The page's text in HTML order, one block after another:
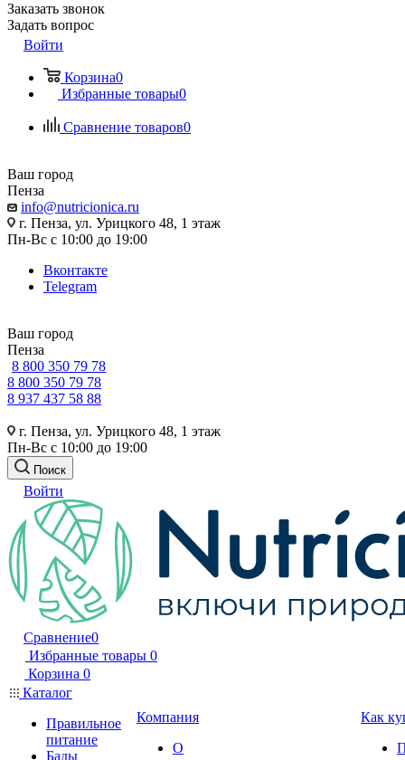
Заказать звонок
Задать вопрос
Войти
Корзина0
Избранные товары0
Сравнение товаров0
Ваш город
Пенза
info@nutricionica.ru
г. Пенза, ул. Урицкого 48, 1 этаж
Пн-Вс с 10:00 до 19:00
Вконтакте
Telegram
Ваш город
Пенза
8 800 350 79 78
8 800 350 79 78
8 937 437 58 88
г. Пенза, ул. Урицкого 48, 1 этаж
Пн-Вс с 10:00 до 19:00
Поиск
Войти
Сравнение0
Избранные товары 0
Корзина 0
Каталог
Правильное
питание
Бады
Компания
О
Как